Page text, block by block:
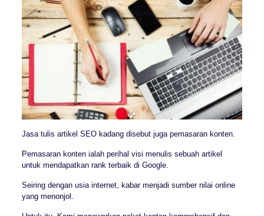
Jasa tulis artikel SEO kadang disebut juga pemasaran konten.
Pemasaran konten ialah perihal visi menulis sebuah artikel
untuk mendapatkan rank terbaik di Google.
Seiring dengan usia internet, kabar menjadi sumber nilai online
yang menonjol.